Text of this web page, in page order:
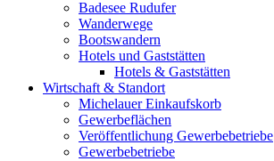
Badesee Rudufer
Wanderwege
Bootswandern
Hotels und Gaststätten
Hotels & Gaststätten
Wirtschaft & Standort
Michelauer Einkaufskorb
Gewerbeflächen
Veröffentlichung Gewerbebetriebe
Gewerbebetriebe